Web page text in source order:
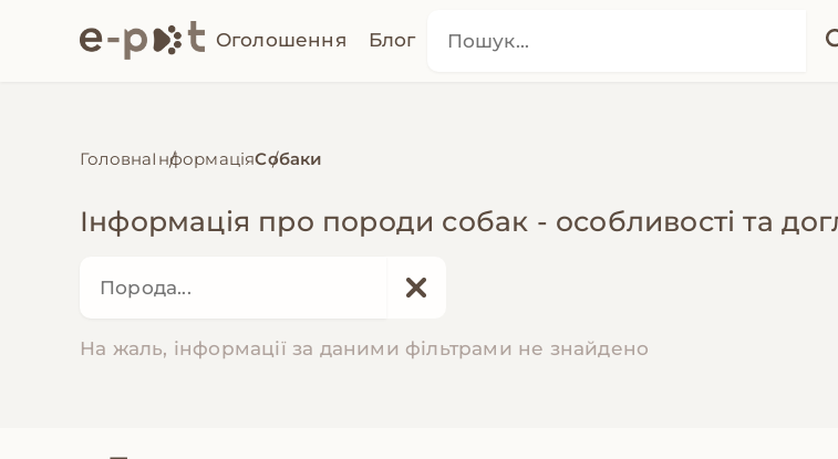
Оголошення Блог
ГоловнаІнформаціяСобаки
Інформація про породи собак - особливості та
На жаль, інформації за даними фільтрами не знайдено